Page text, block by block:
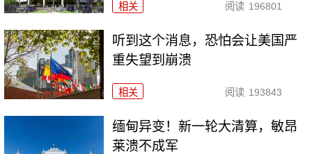
相关 阅读 196801
听到这个消息，恐怕会让美国严
重失望到崩溃
相关 阅读 193843
缅甸异变！新一轮大清算，敏昂
莱溃不成军